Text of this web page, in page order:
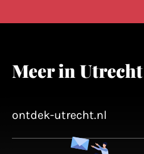
Meer in Utrecht
ontdek-utrecht.nl